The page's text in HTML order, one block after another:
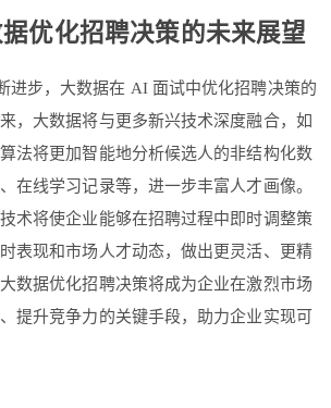
优化招聘决策的未来展望
进步，大数据在 AI 面试中优化招聘决策的
，大数据将与更多新兴技术深度融合，如
法将更加智能地分析候选人的非结构化数
在线学习记录等，进一步丰富人才画像。
术将使企业能够在招聘过程中即时调整策
表现和市场人才动态，做出更灵活、更精
数据优化招聘决策将成为企业在激烈市场
提升竞争力的关键手段，助力企业实现可